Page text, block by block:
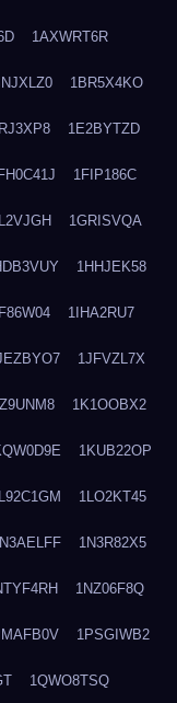
1AXWRT6R
1BR5X4KO
1E2BYTZD
1FIP186C
1GRISVQA
1HHJEK58
1IHA2RU7
1JFVZL7X
1K1OOBX2
1KUB22OP
1LO2KT45
1N3R82X5
1NZ06F8Q
1PSGIWB2
1QWO8TSQ